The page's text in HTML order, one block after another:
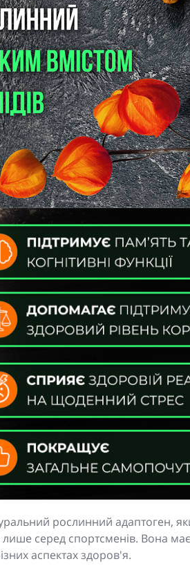
рослинний адаптоген,
серед спортсменів. Вона
аспектах здоров'я.